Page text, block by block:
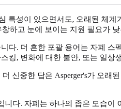
특성이 있으면서도, 오래된 체
하고 눈에 보이는 지원 필요가
다. 더 흔한 포괄 용어는 자폐
킹, 변화에 대한 불안, 또는 일상
신중한 답은 Asperger's가 오
다. 자폐는 하나의 좁은 모습